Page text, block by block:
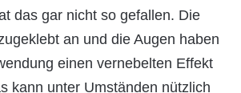
das gar nicht so gefallen. Die
an und die Augen haben
einen vernebelten Effekt
kann unter Umständen nützlich